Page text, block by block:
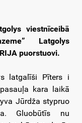
viestnīceibā
Latgolys
puorstuovi.
latgalīši Pīters i
kara laikā
Jūrdža stypruo
Gluobūtīs nu